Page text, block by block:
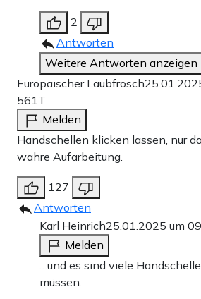
2
Antworten
Weitere Antworten anzeigen
Europäischer Laubfrosch
561T
Melden
Handschellen klicken lassen, nur
wahre Aufarbeitung.
127
Antworten
Karl Heinrich25.01.2025 um
Melden
…und es sind viele
müssen.